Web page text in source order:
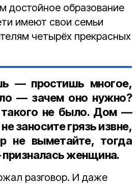
достойное образование
имеют свои семьи
четырёх прекрасных
— простишь многое,
— зачем оно нужно?
не было. Дом —
заносите грязь извне,
не выметайте, тогда
женщина.
разговор. И даже